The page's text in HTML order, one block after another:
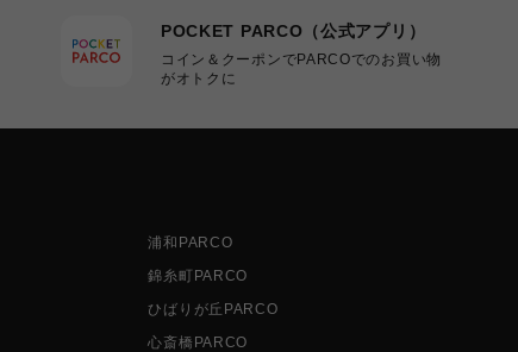
POCKET PARCO（公式アプリ）
コイン＆クーポンでPARCOでのお買い物
がオトクに
浦和PARCO
錦糸町PARCO
ひばりが丘PARCO
心斎橋PARCO